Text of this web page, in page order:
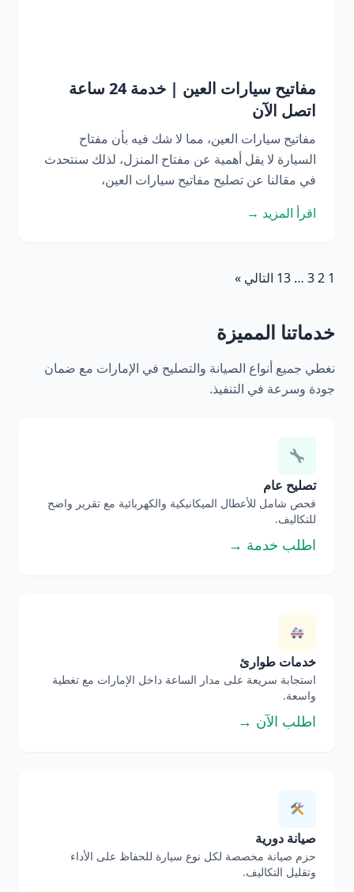
مفاتيح سيارات العين | خدمة 24 ساعة
اتصل الآن
مفاتيح سيارات العين، مما لا شك فيه بأن مفتاح
السيارة لا يقل أهمية عن مفتاح المنزل، لذلك سنتحدث
في مقالنا عن تصليح مفاتيح سيارات العين،
اقرأ المزيد →
1
2
3
…
13 التالي »
خدماتنا المميزة
نغطي جميع أنواع الصيانة والتصليح في الإمارات مع ضمان
جودة وسرعة في التنفيذ.
تصليح عام
فحص شامل للأعطال الميكانيكية والكهربائية مع تقرير واضح
للتكاليف.
اطلب خدمة →
خدمات طوارئ
استجابة سريعة على مدار الساعة داخل الإمارات مع تغطية
واسعة.
اطلب الآن →
صيانة دورية
حزم صيانة مخصصة لكل نوع سيارة للحفاظ على الأداء
وتقليل التكاليف.